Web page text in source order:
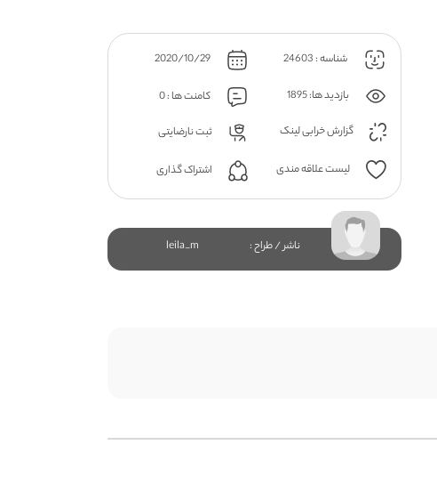
شناسه : 24603 2020/10/29
بازدید ها: 1895
کامنت ها : 0
گزارش خرابی لینک
ثبت نارضایتی
لیست علاقه مندی اشتراک گذاری
ناشر / طراح : leila_m